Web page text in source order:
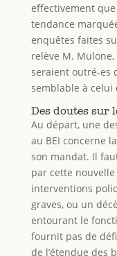
effectivement
tendance
enquêtes faites
relève M.
seraient outré-es
semblable à celui
Des doutes sur
Au départ, une
au BEI concerne
son mandat. Il
par cette
interventions
graves, ou un
entourant le
fournit pas de
de l’étendue des